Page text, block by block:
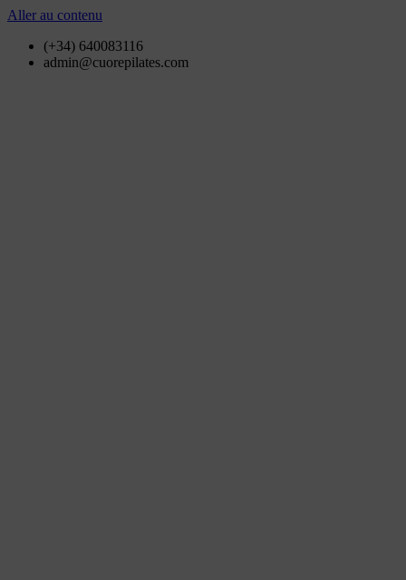
Aller au contenu
(+34) 640083116
admin@cuorepilates.com